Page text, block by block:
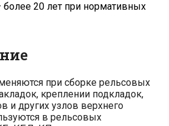
20 лет при нормативных
при сборке рельсовых
креплении подкладок,
и других узлов верхнего
в рельсовых